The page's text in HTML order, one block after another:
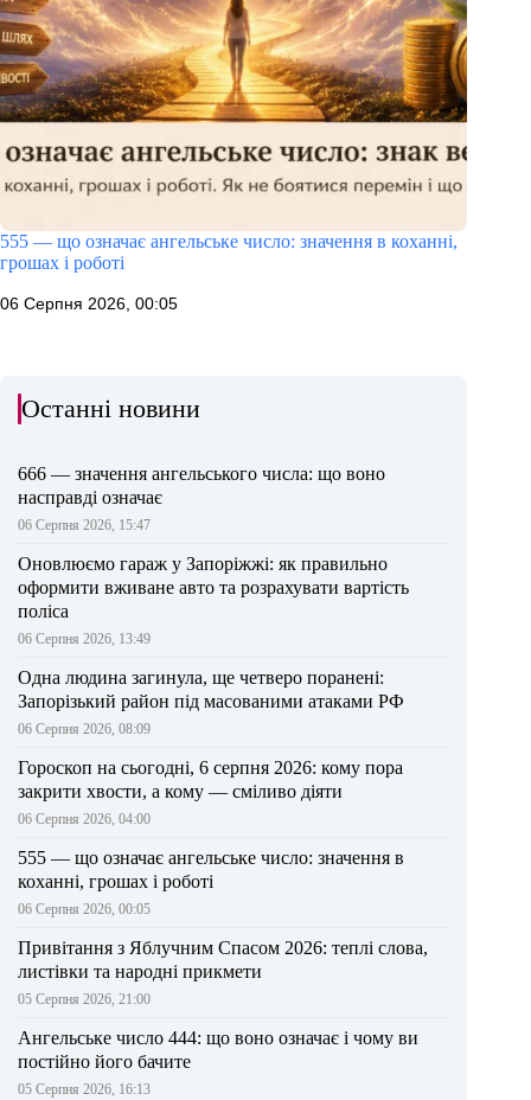
555 — що означає ангельське число: значення в коханні,
грошах і роботі
06 Серпня 2026, 00:05
Останні новини
666 — значення ангельського числа: що воно
насправді означає
06 Серпня 2026, 15:47
Оновлюємо гараж у Запоріжжі: як правильно
оформити вживане авто та розрахувати вартість
поліса
06 Серпня 2026, 13:49
Одна людина загинула, ще четверо поранені:
Запорізький район під масованими атаками РФ
06 Серпня 2026, 08:09
Гороскоп на сьогодні, 6 серпня 2026: кому пора
закрити хвости, а кому — сміливо діяти
06 Серпня 2026, 04:00
555 — що означає ангельське число: значення в
коханні, грошах і роботі
06 Серпня 2026, 00:05
Привітання з Яблучним Спасом 2026: теплі слова,
листівки та народні прикмети
05 Серпня 2026, 21:00
Ангельське число 444: що воно означає і чому ви
постійно його бачите
05 Серпня 2026, 16:13